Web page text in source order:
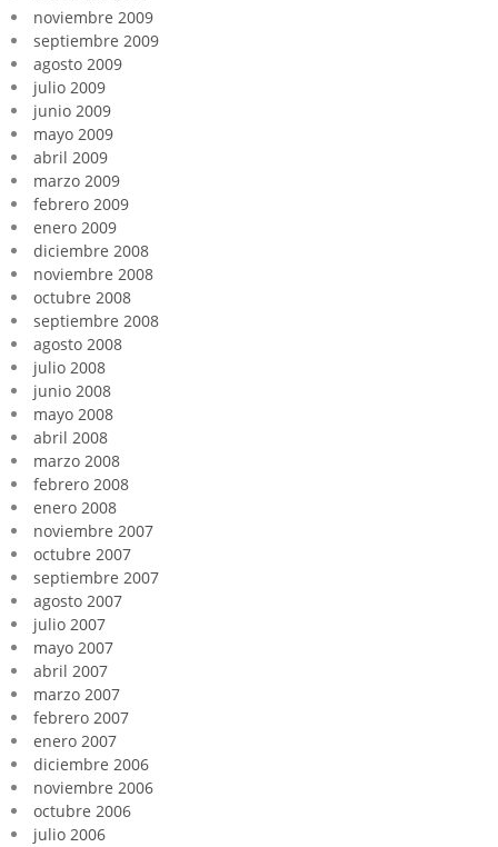
noviembre 2009
septiembre 2009
agosto 2009
julio 2009
junio 2009
mayo 2009
abril 2009
marzo 2009
febrero 2009
enero 2009
diciembre 2008
noviembre 2008
octubre 2008
septiembre 2008
agosto 2008
julio 2008
junio 2008
mayo 2008
abril 2008
marzo 2008
febrero 2008
enero 2008
noviembre 2007
octubre 2007
septiembre 2007
agosto 2007
julio 2007
mayo 2007
abril 2007
marzo 2007
febrero 2007
enero 2007
diciembre 2006
noviembre 2006
octubre 2006
julio 2006